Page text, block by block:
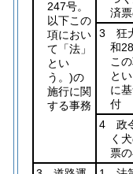
247号。
以下この
項におい
て「法」
とい
う。)の
施行に関
する事務
済
3 狂
和
こ
と
に
付
4 政
く
票